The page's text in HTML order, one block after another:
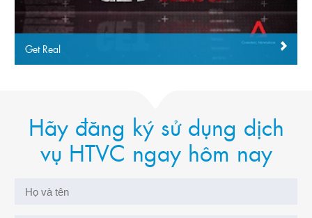
Get Real
Hãy đăng ký sử dụng dịch
vụ HTVC ngay hôm nay